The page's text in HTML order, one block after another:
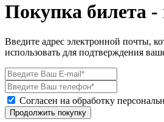
Покупка билета
Введите адрес электронной почты,
использовать для подтверждения
Согласен на обработку
Продолжить покупку